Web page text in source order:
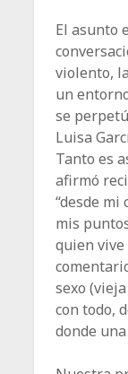
El asunto
violento,
un
se
Luisa
Tanto es
afirmó
“desde
mis
quien
sexo
con todo,
donde